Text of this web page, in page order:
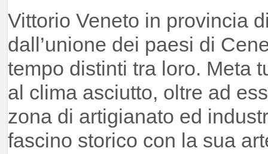
Vittorio Veneto in provincia
dall’unione dei paesi di
tempo distinti tra loro. Meta
al clima asciutto, oltre ad
zona di artigianato ed
fascino storico con la sua